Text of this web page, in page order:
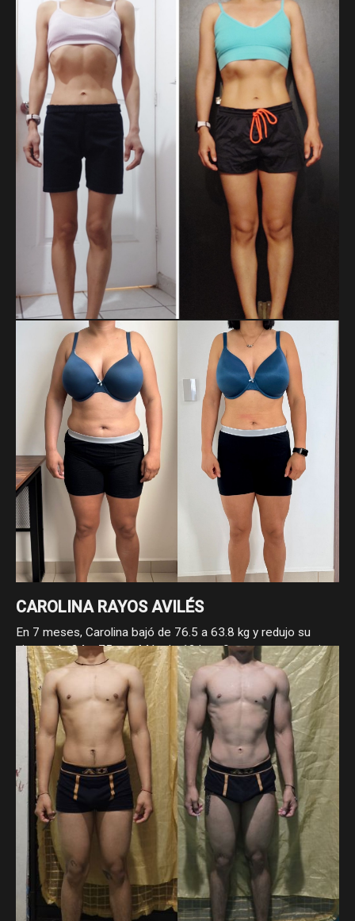
Jorge Arturo ha estado comprometido con su proceso, en
el que ha pasado de 95 a 84.5 kg y ha reducido su cintura de
115 a 87 cm. Son 10.5 kg y 28 cm menos, resultado de su
constancia a largo plazo y su disciplina sostenida.
DOREIDA BAUTISTA APARICIO
Doreida llegó con bajo peso e hipotiroidismo, y hoy suma 3
kg de masa y 4 cm de cintura gracias a fases bien
estructuradas. Un proceso guiado por la paciencia, la
constancia y el enfoque.
CAROLINA RAYOS AVILÉS
En 7 meses, Carolina bajó de 76.5 a 63.8 kg y redujo su
cintura de 84 a 75 cm. Más de 12 kg y 9 cm menos, gracias
a su constancia y compromiso con el proceso. Los cambios
reales llegan cuando se trabaja con enfoque.